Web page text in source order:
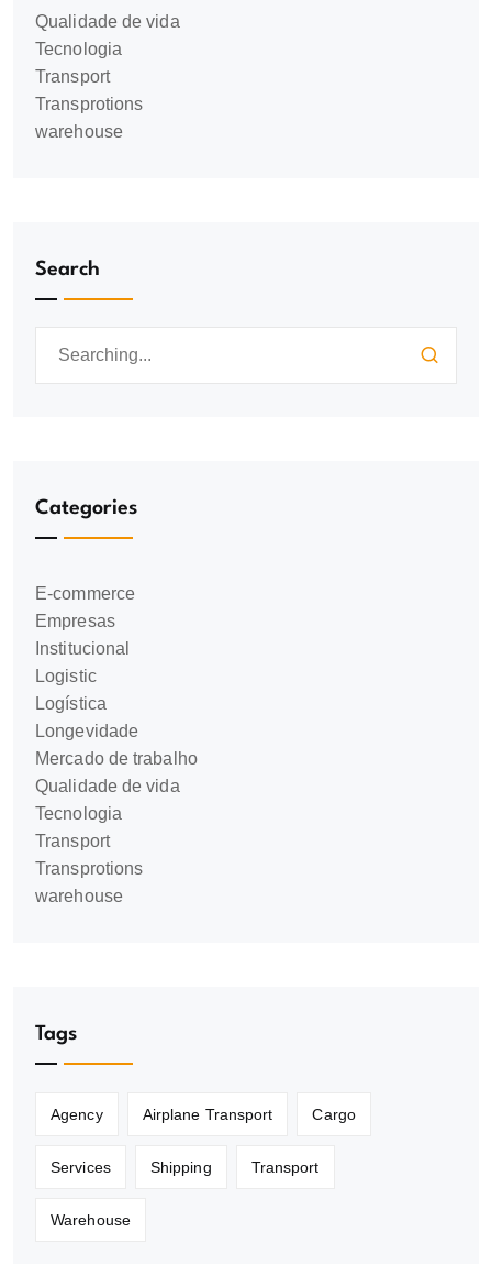
Qualidade de vida
Tecnologia
Transport
Transprotions
warehouse
Search
Categories
E-commerce
Empresas
Institucional
Logistic
Logística
Longevidade
Mercado de trabalho
Qualidade de vida
Tecnologia
Transport
Transprotions
warehouse
Tags
Agency Airplane Transport Cargo
Services Shipping Transport
Warehouse